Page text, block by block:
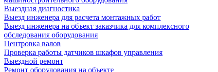
Выездная диагностика
Выезд инженера для расчета монтажных работ
Выезд инженера на объект заказчика для комплексного
обследования оборудования
Центровка валов
Проверка работы датчиков шкафов управления
Выездной ремонт
Ремонт оборудования на объекте